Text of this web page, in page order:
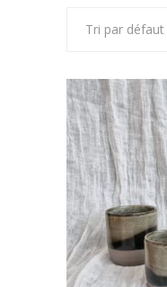
Tri par défaut